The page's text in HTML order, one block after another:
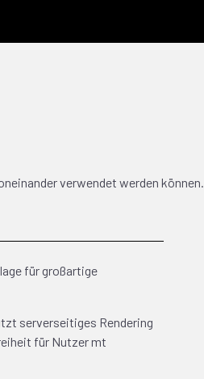
verwendet werden können.
für großartige
serverseitiges Rendering
für Nutzer mt